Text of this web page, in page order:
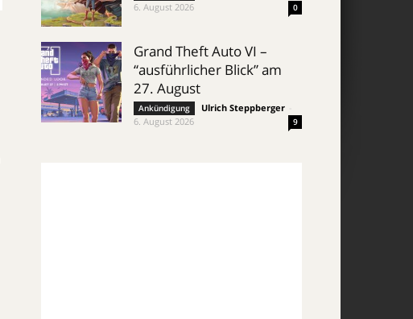
6. August 2026
0
Grand Theft Auto VI –
“ausführlicher Blick” am
27. August
Ankündigung Ulrich Steppberger
6. August 2026
9